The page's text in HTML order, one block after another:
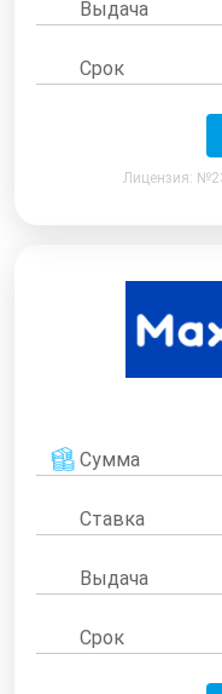
Выдача
Срок
Лицензия:
Сумма
Ставка
Выдача
Срок